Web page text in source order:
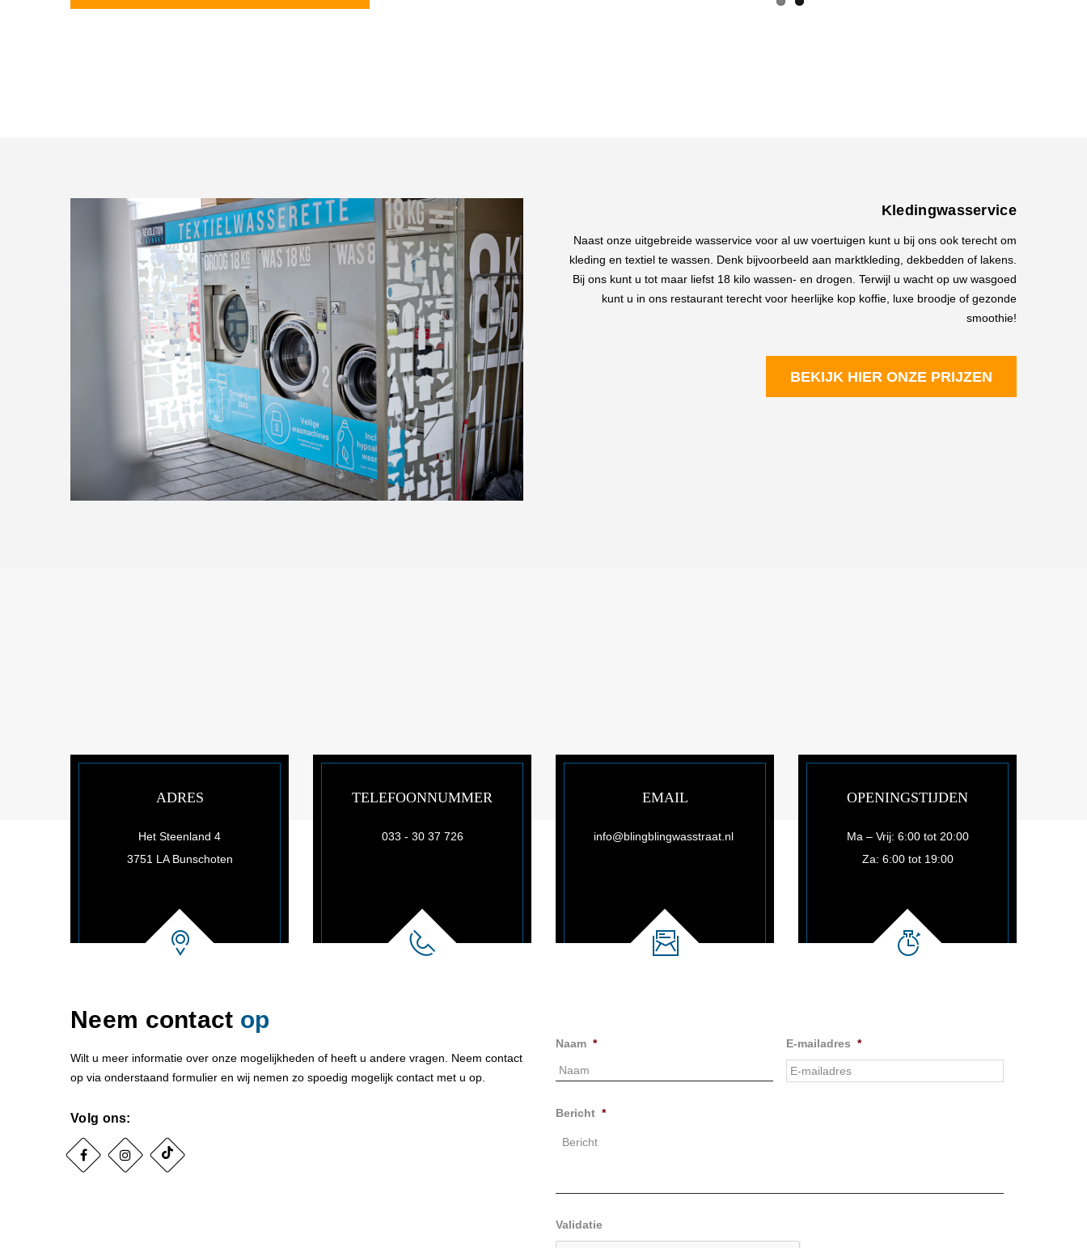
Kledingwasservice
Naast onze uitgebreide wasservice voor al uw voertuigen kunt u bij ons ook terecht om
kleding en textiel te wassen. Denk bijvoorbeeld aan marktkleding, dekbedden of lakens.
Bij ons kunt u tot maar liefst 18 kilo wassen- en drogen. Terwijl u wacht op uw wasgoed
kunt u in ons restaurant terecht voor heerlijke kop koffie, luxe broodje of gezonde
smoothie!
BEKIJK HIER ONZE PRIJZEN
ADRES
Het Steenland 4
3751 LA Bunschoten
TELEFOONNUMMER
033 - 30 37 726
EMAIL
info@blingblingwasstraat.nl
OPENINGSTIJDEN
Ma – Vrij: 6:00 tot 20:00
Za: 6:00 tot 19:00
Neem contact op
Wilt u meer informatie over onze mogelijkheden of heeft u andere vragen. Neem contact
op via onderstaand formulier en wij nemen zo spoedig mogelijk contact met u op.
Volg ons:
Naam * E-mailadres *
Bericht *
Validatie